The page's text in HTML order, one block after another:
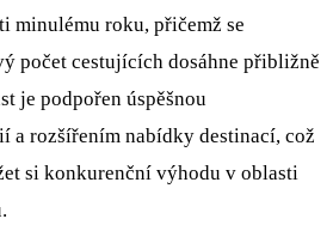
minulému roku, přičemž se
počet cestujících dosáhne přibližně
je podpořen úspěšnou
a rozšířením nabídky destinací, což
si konkurenční výhodu v oblasti